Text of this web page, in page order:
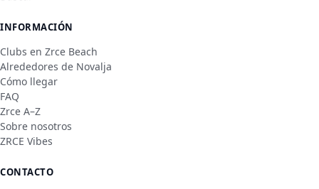
INFORMACIÓN
Clubs en Zrce Beach
Alrededores de Novalja
Cómo llegar
FAQ
Zrce A–Z
Sobre nosotros
ZRCE Vibes
CONTACTO